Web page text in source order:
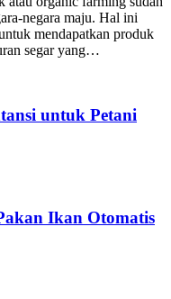
negara maju. Hal ini
mendapatkan produk
segar yang…
untuk Petani
Ikan Otomatis